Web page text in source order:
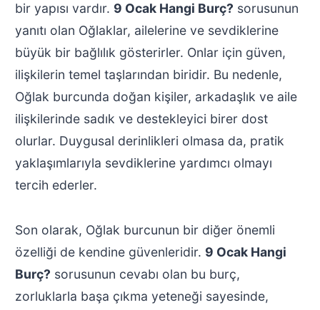
bir yapısı vardır. 9 Ocak Hangi Burç? sorusunun
yanıtı olan Oğlaklar, ailelerine ve sevdiklerine
büyük bir bağlılık gösterirler. Onlar için güven,
ilişkilerin temel taşlarından biridir. Bu nedenle,
Oğlak burcunda doğan kişiler, arkadaşlık ve aile
ilişkilerinde sadık ve destekleyici birer dost
olurlar. Duygusal derinlikleri olmasa da, pratik
yaklaşımlarıyla sevdiklerine yardımcı olmayı
tercih ederler.
Son olarak, Oğlak burcunun bir diğer önemli
özelliği de kendine güvenleridir. 9 Ocak Hangi
Burç? sorusunun cevabı olan bu burç,
zorluklarla başa çıkma yeteneği sayesinde,